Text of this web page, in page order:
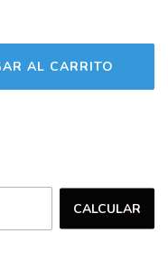
CALCULAR